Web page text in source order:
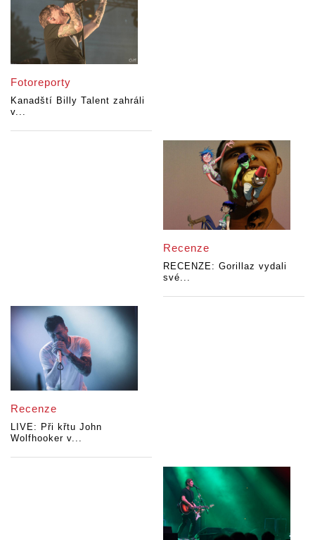
Fotoreporty
Kanadští Billy Talent zahráli
v...
Recenze
RECENZE: Gorillaz vydali
své...
Recenze
LIVE: Při křtu John
Wolfhooker v...